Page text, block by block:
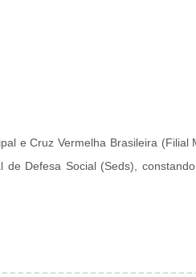
e Cruz Vermelha Brasileira (Filial
Defesa Social (Seds),